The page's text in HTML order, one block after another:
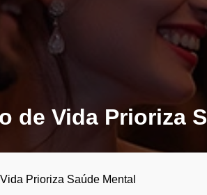
de Vida Prioriza
Prioriza Saúde Mental